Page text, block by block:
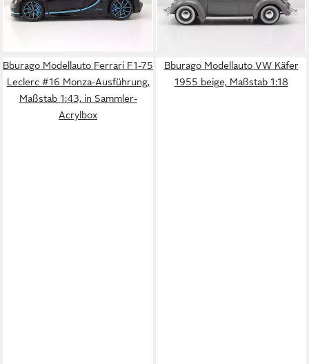
schwarz, Maßstab 1:18
45,95 €
41,95 €
lieferbar - in 3-4 Werktagen bei dir
Bburago Modellauto Ferrari F1-75
Leclerc #16 Monza-Ausführung,
Maßstab 1:43, in Sammler-
Acrylbox
Bburago Modellauto VW Käfer
1955 beige, Maßstab 1:18